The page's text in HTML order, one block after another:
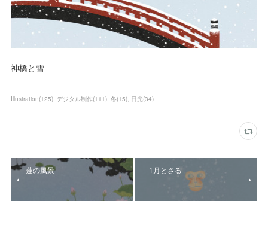
神橋と雪
Illustration(125) デジタル制作(111) 冬(15) 日光(34)
蓮の風景 1月とさる